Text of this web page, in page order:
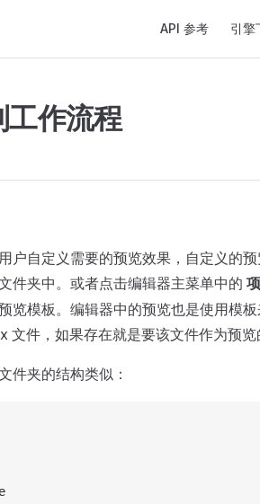
API 参考 引擎
工作流程
户自定义需要的预览效果，自定义的
件夹中。或者点击编辑器主菜单中的
览模板。编辑器中的预览也是使用模
文件，如果存在就是要该文件作为预览
件夹的结构类似：